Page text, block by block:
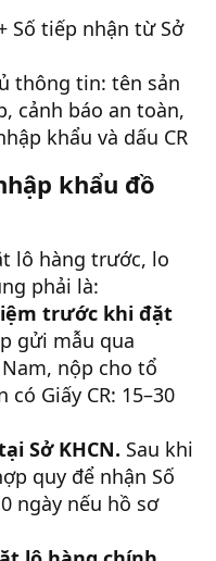
Số tiếp nhận từ Sở
thông tin: tên sản
cảnh báo an toàn,
khẩu và dấu CR
khẩu đồ
lô hàng trước, lo
phải là:
trước khi đặt
gửi mẫu qua
nộp cho tổ
Giấy CR: 15–30
Sở KHCN. Sau khi
quy để nhận Số
ngày nếu hồ sơ